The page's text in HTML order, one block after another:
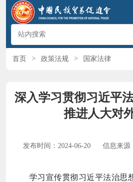
首页 > 政策法规 > 国家法律
深入学习贯彻习近平
推进人大对
发布时间：2024-06-20 信息来源
学习宣传贯彻习近平法治思